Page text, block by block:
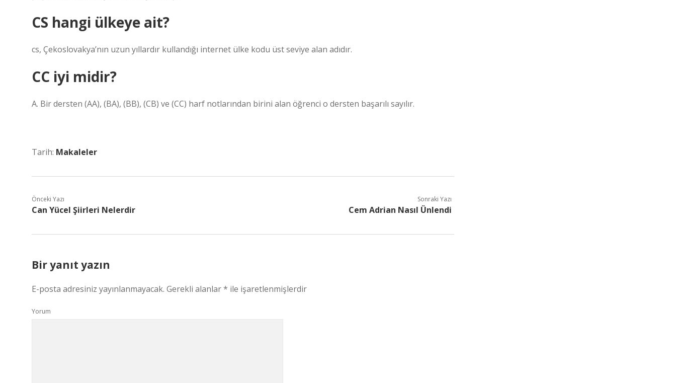
CS hangi ülkeye ait?
cs, Çekoslovakya’nın uzun yıllardır kullandığı internet ülke kodu üst seviye alan adıdır.
CC iyi midir?
A. Bir dersten (AA), (BA), (BB), (CB) ve (CC) harf notlarından birini alan öğrenci o dersten başarılı sayılır.
Tarih: Makaleler
Önceki Yazı
Can Yücel Şiirleri Nelerdir
Sonraki Yazı
Cem Adrian Nasıl Ünlendi
Bir yanıt yazın
E-posta adresiniz yayınlanmayacak. Gerekli alanlar* ile işaretlenmişlerdir
Yorum